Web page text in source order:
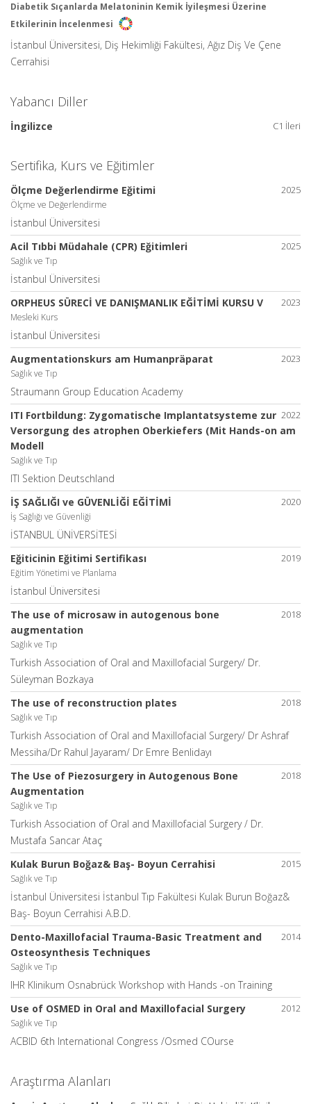
Diabetik Sıçanlarda Melatoninin Kemik İyileşmesi Üzerine
Etkilerinin İncelenmesi
İstanbul Üniversitesi, Diş Hekimliği Fakültesi, Ağız Diş Ve Çene
Cerrahisi
Yabancı Diller
C1 İleri
İngilizce
Sertifika, Kurs ve Eğitimler
2025
Ölçme Değerlendirme Eğitimi
Ölçme ve Değerlendirme
İstanbul Üniversitesi
2025
Acil Tıbbi Müdahale (CPR) Eğitimleri
Sağlık ve Tıp
İstanbul Üniversitesi
2023
ORPHEUS SÜRECİ VE DANIŞMANLIK EĞİTİMİ KURSU V
Mesleki Kurs
İstanbul Üniversitesi
2023
Augmentationskurs am Humanpräparat
Sağlık ve Tıp
Straumann Group Education Academy
2022
ITI Fortbildung: Zygomatische Implantatsysteme zur
Versorgung des atrophen Oberkiefers (Mit Hands-on am
Modell
Sağlık ve Tıp
ITI Sektion Deutschland
2020
İŞ SAĞLIĞI ve GÜVENLİĞİ EĞİTİMİ
İş Sağlığı ve Güvenliği
İSTANBUL ÜNİVERSİTESİ
2019
Eğiticinin Eğitimi Sertifikası
Eğitim Yönetimi ve Planlama
İstanbul Üniversitesi
2018
The use of microsaw in autogenous bone
augmentation
Sağlık ve Tıp
Turkish Association of Oral and Maxillofacial Surgery/ Dr.
Süleyman Bozkaya
2018
The use of reconstruction plates
Sağlık ve Tıp
Turkish Association of Oral and Maxillofacial Surgery/ Dr Ashraf
Messiha/Dr Rahul Jayaram/ Dr Emre Benlidayı
2018
The Use of Piezosurgery in Autogenous Bone
Augmentation
Sağlık ve Tıp
Turkish Association of Oral and Maxillofacial Surgery / Dr.
Mustafa Sancar Ataç
2015
Kulak Burun Boğaz& Baş- Boyun Cerrahisi
Sağlık ve Tıp
İstanbul Üniversitesi İstanbul Tıp Fakültesi Kulak Burun Boğaz&
Baş- Boyun Cerrahisi A.B.D.
2014
Dento-Maxillofacial Trauma-Basic Treatment and
Osteosynthesis Techniques
Sağlık ve Tıp
IHR Klinikum Osnabrück Workshop with Hands -on Training
2012
Use of OSMED in Oral and Maxillofacial Surgery
Sağlık ve Tıp
ACBID 6th International Congress /Osmed COurse
Araştırma Alanları